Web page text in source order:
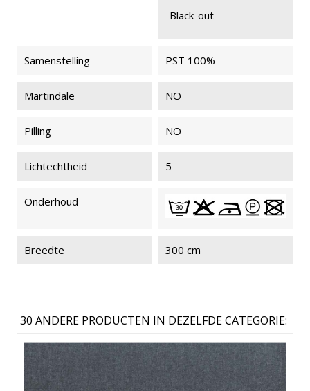
Black-out
Samenstelling PST 100%
Martindale NO
Pilling NO
Lichtechtheid 5
Onderhoud
Breedte 300 cm
30 ANDERE PRODUCTEN IN DEZELFDE CATEGORIE: